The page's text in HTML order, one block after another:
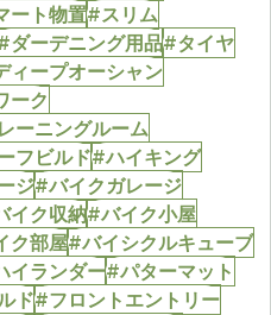
ート物置#スリム
ダーデニング用品#タイヤ
ィープオーシャン
ーク
ーニングルーム
フビルド#ハイキング
ジ#バイクガレージ
イク収納#バイク小屋
ク部屋#バイシクルキューブ
イランダー#パターマット
ド#フロントエントリー